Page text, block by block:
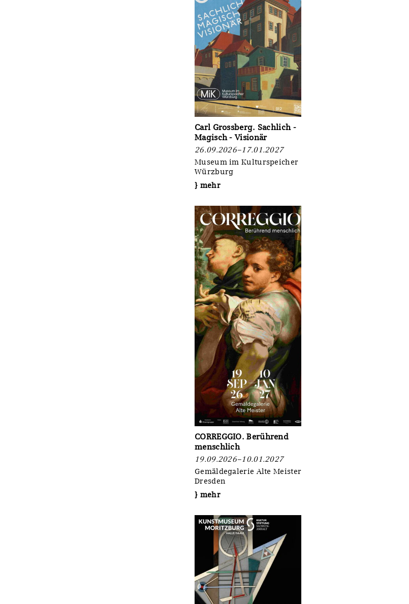
Carl Grossberg. Sachlich -
Magisch - Visionär
26.09.2026–17.01.2027
Museum im Kulturspeicher
Würzburg
} mehr
CORREGGIO. Berührend
menschlich
19.09.2026–10.01.2027
Gemäldegalerie Alte Meister,
Dresden
} mehr